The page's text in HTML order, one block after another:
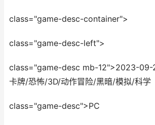
class="game-desc-container">
class="game-desc-left">
class="game-desc mb-12">2023-09-
卡牌/恐怖/3D/动作冒险/黑暗/模拟/科学
class="game-desc">PC